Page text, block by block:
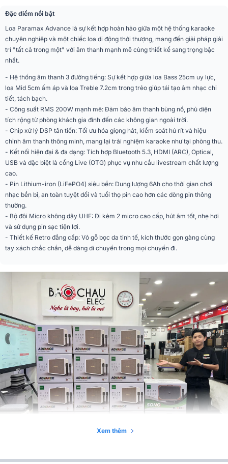
Camping, Du lịch
Tiện ích
kèm 2 micro không dây UHF
Kết nối
Cổng kết nối
AUX 3.5mm, Cổng quang
(Optical), HDMI, USB
Phân khúc
Giá rẻ
Áp suất âm thanh tối
đa tại 1M (SPL)
105dB
Độ nhạy tín hiệu ngõ
vào (Max)
Music 1.4V, Mic
Ngõ vào MIC jack 6.35
Ngõ vào nhạc cụ
(guitar và keyboard)
jack 6.35
Độ nhạy tín hiệu ngõ
vào nhạc cụ
775mv RMS
Bluetooth 5.3/ USB/ HDMI (ARC)/
Optical/ AUX
Ngõ kết nối mở rộng
Live
Tín hiệu/nhiễu S/N > 85 dBA
Nguồn sạc AC 110-240V 50/ 60Hz
Pin sạc Lithium-iron 12.8V - 6Ah (76.8Wh)
Nguồn cho micro 1 pin 18650 3.7v/ 1 micro
Kích thước (RxCxS) 41 x 36.5 x 25.4 cm
Đặc điểm nổi bật
Loa Paramax Advance là sự kết hợp hoàn hảo giữa một hệ thống karaoke
chuyên nghiệp và một chiếc loa di động thời thượng, mang đến giải pháp giải
trí "tất cả trong một" với âm thanh mạnh mẽ cùng thiết kế sang trọng bậc
nhất.
- Hệ thống âm thanh 3 đường tiếng: Sự kết hợp giữa loa Bass 25cm uy lực,
loa Mid 5cm ấm áp và loa Treble 7.2cm trong trẻo giúp tái tạo âm nhạc chi
tiết, tách bạch.
- Công suất RMS 200W mạnh mẽ: Đảm bảo âm thanh bùng nổ, phủ diện
tích rộng từ phòng khách gia đình đến các không gian ngoài trời.
- Chip xử lý DSP tân tiến: Tối ưu hóa giọng hát, kiểm soát hú rít và hiệu
chỉnh âm thanh thông minh, mang lại trải nghiệm karaoke như tại phòng thu.
- Kết nối hiện đại & đa dạng: Tích hợp Bluetooth 5.3, HDMI (ARC), Optical,
USB và đặc biệt là cổng Live (OTG) phục vụ nhu cầu livestream chất lượng
cao.
- Pin Lithium-iron (LiFePO4) siêu bền: Dung lượng 6Ah cho thời gian chơi
nhạc bền bỉ, an toàn tuyệt đối và tuổi thọ pin cao hơn các dòng pin thông
thường.
- Bộ đôi Micro không dây UHF: Đi kèm 2 micro cao cấp, hút âm tốt, nhẹ hơi
và sử dụng pin sạc tiện lợi.
- Thiết kế Retro đẳng cấp: Vỏ gỗ bọc da tinh tế, kích thước gọn gàng cùng
tay xách chắc chắn, dễ dàng di chuyển trong mọi chuyến đi.
Xem thêm